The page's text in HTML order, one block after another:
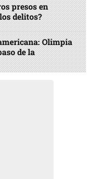
presos en
delitos?
Olimpia
de la